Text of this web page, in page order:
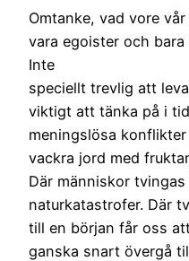
Omtanke, vad vore
vara egoister och
Inte
speciellt trevlig att
viktigt att tänka på i
meningslösa
vackra jord med
Där människor
naturkatastrofer. Där
till en början får oss
ganska snart övergå